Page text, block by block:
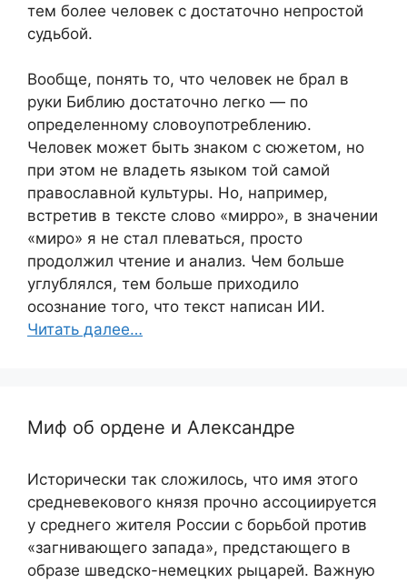
тем более человек с достаточно непростой
судьбой.
Вообще, понять то, что человек не брал в
руки Библию достаточно легко — по
определенному словоупотреблению.
Человек может быть знаком с сюжетом, но
при этом не владеть языком той самой
православной культуры. Но, например,
встретив в тексте слово «мирро», в значении
«миро» я не стал плеваться, просто
продолжил чтение и анализ. Чем больше
углублялся, тем больше приходило
осознание того, что текст написан ИИ.
Читать далее…
Миф об ордене и Александре
Исторически так сложилось, что имя этого
средневекового князя прочно ассоциируется
у среднего жителя России с борьбой против
«загнивающего запада», предстающего в
образе шведско-немецких рыцарей. Важную